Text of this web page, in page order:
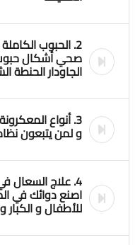
2. الحبوب
صحي أشكال
الجاودار الحنطة
3. أنواع
و لمن يتبعون
4. علاج السعال
اصنع دوائك في
للأطفال و الكبار